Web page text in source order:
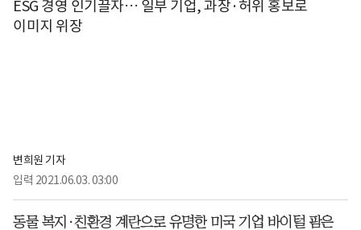
ESG 경영 인기끌자… 일부 기업, 과장·허위 홍보로
이미지 위장
변희원 기자
입력 2021.06.03. 03:00
동물 복지·친환경 계란으로 유명한 미국 기업 바이털 팜은